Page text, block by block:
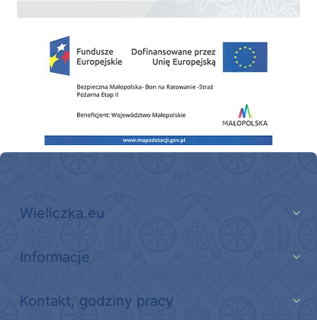
Zakup fabrycznie nowego, średniego samochodu ratowniczo-gaśniczego z
Wieliczka.eu
Informacje
Kontakt, godziny pracy